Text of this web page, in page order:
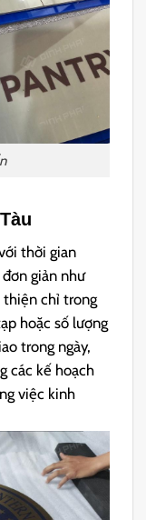
thời gian
giản như
thiện chỉ trong
hoặc số lượng
trong ngày,
các kế hoạch
việc kinh